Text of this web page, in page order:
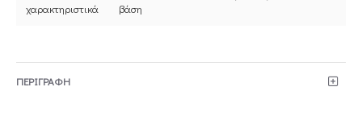
χαρακτηριστικά
βάση
ΠΕΡΙΓΡΑΦΗ